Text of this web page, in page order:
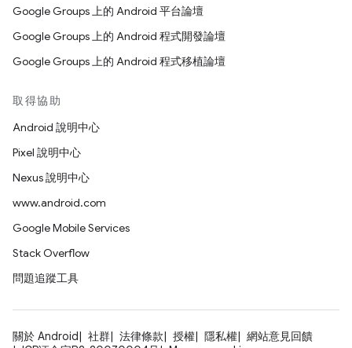
Google Groups 上的 Android 平台論壇
Google Groups 上的 Android 程式開發論壇
Google Groups 上的 Android 程式移植論壇
取得協助
Android 說明中心
Pixel 說明中心
Nexus 說明中心
www.android.com
Google Mobile Services
Stack Overflow
問題追蹤工具
關於 Android 社群 法律條款 授權 隱私權
網站意見回饋